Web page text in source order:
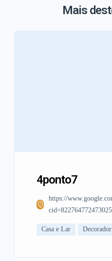
Mais
4ponto7
https://
Casa e Lar